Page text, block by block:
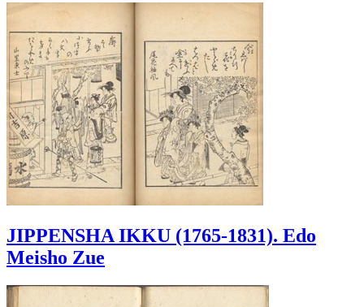
JIPPENSHA IKKU (1765-1831). Edo
Meisho Zue